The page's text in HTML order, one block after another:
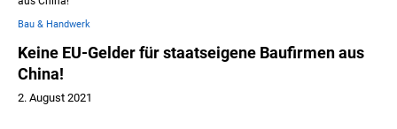
Bau & Handwerk
Keine EU-Gelder für staatseigene Baufirmen aus
China!
2. August 2021